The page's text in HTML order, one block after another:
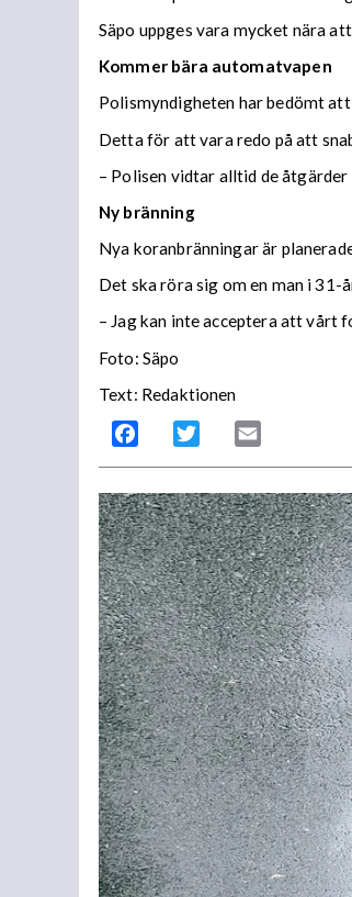
Säpo uppges vara mycket nära
Kommer bära automatvapen
Polismyndigheten har bedömt
Detta för att vara redo på att
– Polisen vidtar alltid de
Ny bränning
Nya koranbränningar är
Det ska röra sig om en man i 31-
– Jag kan inte acceptera att vårt
Foto: Säpo
Text: Redaktionen
Facebook Twitter